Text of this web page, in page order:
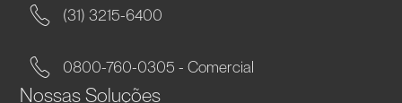
(31) 3215-6400
0800-760-0305 - Comercial
Nossas Soluções